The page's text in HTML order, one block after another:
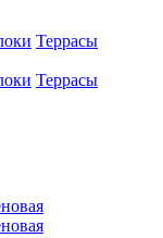
Террасы
Террасы